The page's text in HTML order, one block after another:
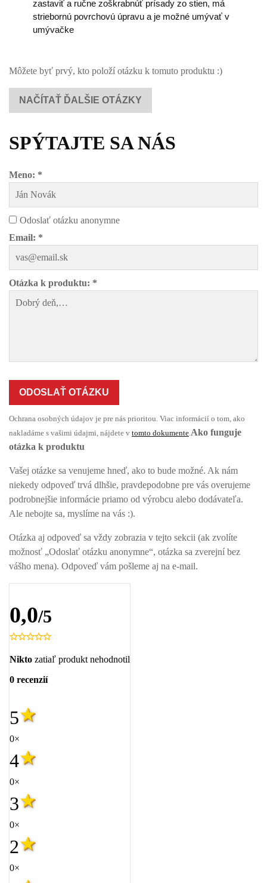
zastaviť a ručne zoškrabnúť prísady zo stien, má
striebornú povrchovú úpravu a je možné umývať v
umývačke
Môžete byť prvý, kto položí otázku k tomuto produktu :)
NAČÍTAŤ ĎALŠIE OTÁZKY
SPÝTAJTE SA NÁS
Meno: *
Odoslať otázku anonymne
Email: *
Otázka k produktu: *
ODOSLAŤ OTÁZKU
Ochrana osobných údajov je pre nás prioritou. Viac informácií o tom, ako
nakladáme s vašimi údajmi, nájdete v tomto dokumente.Ako funguje
otázka k produktu
Vašej otázke sa venujeme hneď, ako to bude možné. Ak nám
niekedy odpoveď trvá dlhšie, pravdepodobne pre vás overujeme
podrobnejšie informácie priamo od výrobcu alebo dodávateľa.
Ale nebojte sa, myslíme na vás :).
Otázka aj odpoveď sa vždy zobrazia v tejto sekcii (ak zvolíte
možnosť „Odoslať otázku anonymne“, otázka sa zverejní bez
vášho mena). Odpoveď vám pošleme aj na e-mail.
0,0/5
Nikto zatiaľ produkt nehodnotil
0 recenzií
5
0×
4
0×
3
0×
2
0×